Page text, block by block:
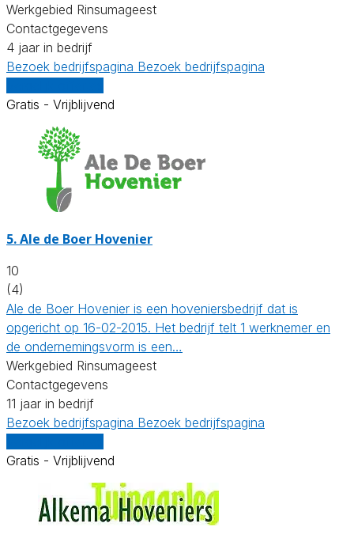
Werkgebied Rinsumageest
Contactgegevens
4 jaar in bedrijf
Bezoek bedrijfspagina Bezoek bedrijfspagina
Gratis - Vrijblijvend
5.Ale de Boer Hovenier
10
(4)
Ale de Boer Hovenier is een hoveniersbedrijf dat is
opgericht op 16-02-2015. Het bedrijf telt 1 werknemer en
de ondernemingsvorm is een…
Werkgebied Rinsumageest
Contactgegevens
11 jaar in bedrijf
Bezoek bedrijfspagina Bezoek bedrijfspagina
Gratis - Vrijblijvend